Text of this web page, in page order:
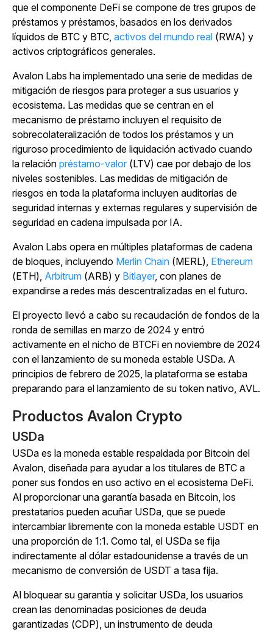
que el componente DeFi se compone de tres grupos de
préstamos y préstamos, basados en los derivados
líquidos de BTC y BTC, activos del mundo real (RWA) y
activos criptográficos generales.
Avalon Labs ha implementado una serie de medidas de
mitigación de riesgos para proteger a sus usuarios y
ecosistema. Las medidas que se centran en el
mecanismo de préstamo incluyen el requisito de
sobrecolateralización de todos los préstamos y un
riguroso procedimiento de liquidación activado cuando
la relación préstamo-valor (LTV) cae por debajo de los
niveles sostenibles. Las medidas de mitigación de
riesgos en toda la plataforma incluyen auditorías de
seguridad internas y externas regulares y supervisión de
seguridad en cadena impulsada por IA.
Avalon Labs opera en múltiples plataformas de cadena
de bloques, incluyendo Merlin Chain (MERL), Ethereum
(ETH), Arbitrum (ARB) y Bitlayer, con planes de
expandirse a redes más descentralizadas en el futuro.
El proyecto llevó a cabo su recaudación de fondos de la
ronda de semillas en marzo de 2024 y entró
activamente en el nicho de BTCFi en noviembre de 2024
con el lanzamiento de su moneda estable USDa. A
principios de febrero de 2025, la plataforma se estaba
preparando para el lanzamiento de su token nativo, AVL.
Productos Avalon Crypto
USDa
USDa es la moneda estable respaldada por Bitcoin del
Avalon, diseñada para ayudar a los titulares de BTC a
poner sus fondos en uso activo en el ecosistema DeFi.
Al proporcionar una garantía basada en Bitcoin, los
prestatarios pueden acuñar USDa, que se puede
intercambiar libremente con la moneda estable USDT en
una proporción de 1:1. Como tal, el USDa se fija
indirectamente al dólar estadounidense a través de un
mecanismo de conversión de USDT a tasa fija.
Al bloquear su garantía y solicitar USDa, los usuarios
crean las denominadas posiciones de deuda
garantizadas (CDP), un instrumento de deuda